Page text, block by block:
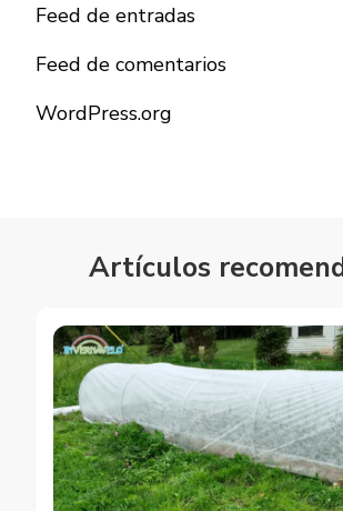
Feed de entradas
Feed de comentarios
WordPress.org
Artículos